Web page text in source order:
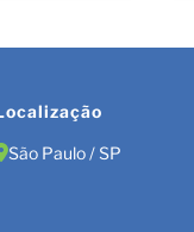
São Paulo / SP